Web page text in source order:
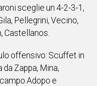
sceglie un 4-2-3-1,
Pellegrini, Vecino,
Castellanos.
offensivo: Scuffet in
Zappa, Mina,
Adopo e